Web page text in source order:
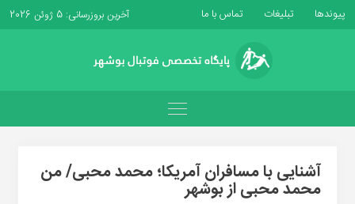
پیوندها تبلیغات تماس با ما آخرین بروزرسانی: 5 ژوئن 2026
آشنایی با مسافران آمریکا؛ محمد محبی/ من
محمد محبی از بوشهر